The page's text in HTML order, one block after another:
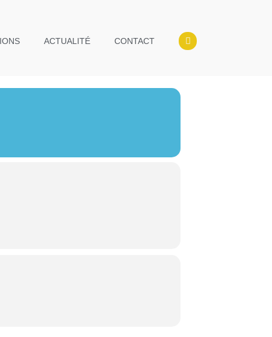
ACTUALITÉ CONTACT